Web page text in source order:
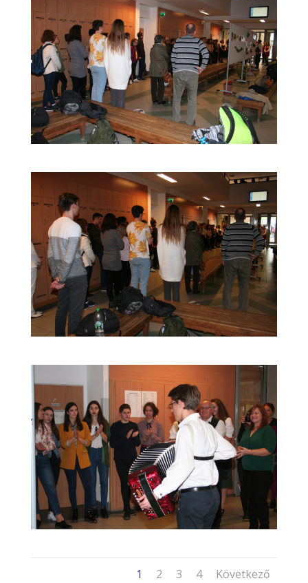
1 2 3 4 Következő